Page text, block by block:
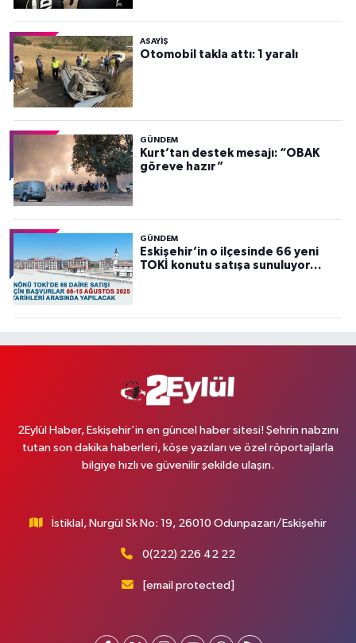
ASAYİŞ
Otomobil takla attı: 1 yaralı
GÜNDEM
Kurt’tan destek mesajı: “OBAK
göreve hazır”
GÜNDEM
Eskişehir’in o ilçesinde 66 yeni
TOKİ konutu satışa sunuluyor…
2Eylül Haber, Eskişehir’in en güncel haber sitesi! Şehrin nabzını
tutan son dakika haberleri, köşe yazıları ve özel röportajlarla
bilgiye hızlı ve güvenilir şekilde ulaşın.
İstiklal, Nurgül Sk No: 19, 26010 Odunpazarı/Eskişehir
0(222) 226 42 22
[email protected]